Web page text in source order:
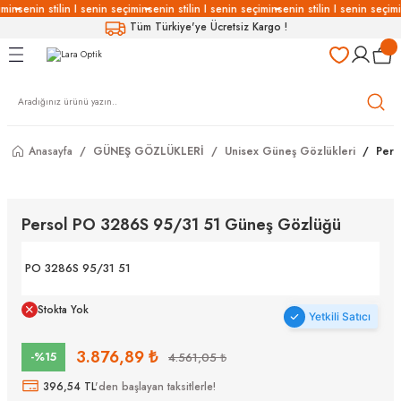
senin stilin I senin seçiminsenin stilin I senin seçiminsenin stilin I senin
Tüm Türkiye'ye Ücretsiz Kargo !
Geri Dön
Geri Dön
Geri Dön
Geri Dön
Anasayfa GÜNEŞ GÖZLÜKLERİ Unisex Güneş Gözlükleri
Persol PO 3286S 95/31 51 Güneş Gözlüğü
PO 3286S 95/31 51
Stokta Yok Yetkili Satıcı
-%15 3.876,89 ₺ 4.561,05 ₺
396,54 TL'den başlayan taksitlerle!